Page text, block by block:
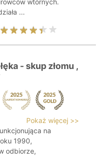
wtórnych.
...
- skup złomu ,
Pokaż więcej >>
na
1990,
odbiorze,